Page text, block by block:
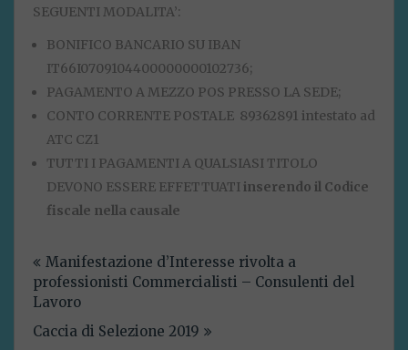
SEGUENTI MODALITA’:
BONIFICO BANCARIO SU IBAN
IT66I0709104400000000102736;
PAGAMENTO A MEZZO POS PRESSO LA SEDE;
CONTO CORRENTE POSTALE 89362891 intestato ad
ATC CZ1
TUTTI I PAGAMENTI A QUALSIASI TITOLO
DEVONO ESSERE EFFETTUATI inserendo il Codice
fiscale nella causale
articoli
Manifestazione d’Interesse rivolta a
professionisti Commercialisti – Consulenti del
Lavoro
Caccia di Selezione 2019